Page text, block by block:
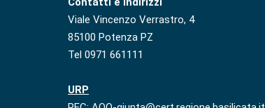
Viale Vincenzo Verrastro, 4
85100 Potenza PZ
Tel 0971 661111
URP